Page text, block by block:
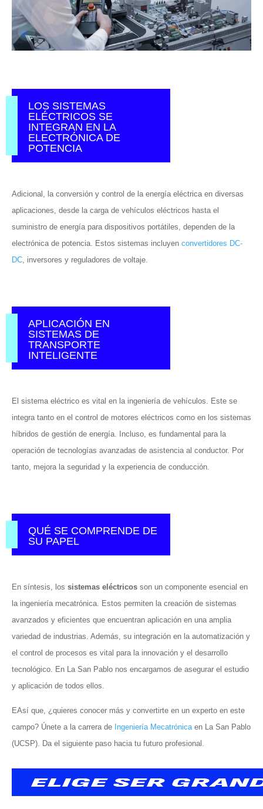
LOS SISTEMAS
ELÉCTRICOS SE
INTEGRAN EN LA
ELECTRÓNICA DE
POTENCIA
Adicional, la conversión y control de la energía eléctrica en diversas
aplicaciones, desde la carga de vehículos eléctricos hasta el
suministro de energía para dispositivos portátiles, dependen de la
electrónica de potencia. Estos sistemas incluyen convertidores DC-
DC, inversores y reguladores de voltaje.
APLICACIÓN EN
SISTEMAS DE
TRANSPORTE
INTELIGENTE
El sistema eléctrico es vital en la ingeniería de vehículos. Este se
integra tanto en el control de motores eléctricos como en los sistemas
híbridos de gestión de energía. Incluso, es fundamental para la
operación de tecnologías avanzadas de asistencia al conductor. Por
tanto, mejora la seguridad y la experiencia de conducción.
QUÉ SE COMPRENDE DE
SU PAPEL
En síntesis, los sistemas eléctricos son un componente esencial en
la ingeniería mecatrónica. Estos permiten la creación de sistemas
avanzados y eficientes que encuentran aplicación en una amplia
variedad de industrias. Además, su integración en la automatización y
el control de procesos es vital para la innovación y el desarrollo
tecnológico. En La San Pablo nos encargamos de asegurar el estudio
y aplicación de todos ellos.
EAsí que, ¿quieres conocer más y convertirte en un experto en este
campo? Únete a la carrera de Ingeniería Mecatrónicaen La San Pablo
(UCSP). Da el siguiente paso hacia tu futuro profesional.